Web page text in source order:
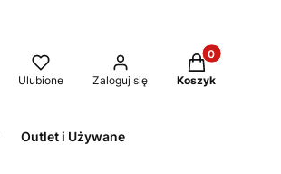
Ulubione Zaloguj się
Produkty w
Koszyk
Outlet i Używane